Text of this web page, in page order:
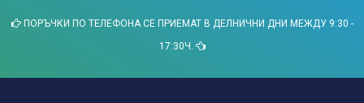
ПОРЪЧКИ ПО ТЕЛЕФОНА СЕ ПРИЕМАТ В ДЕЛНИЧНИ ДНИ МЕЖДУ 9:30 -
17:30Ч.